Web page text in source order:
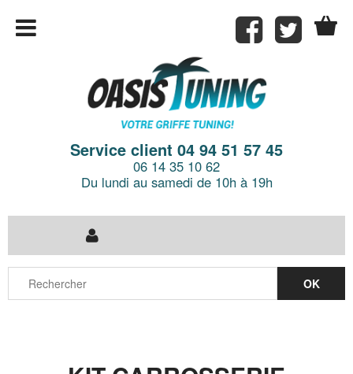
Service client 04 94 51 57 45
06 14 35 10 62
Du lundi au samedi de 10h à 19h